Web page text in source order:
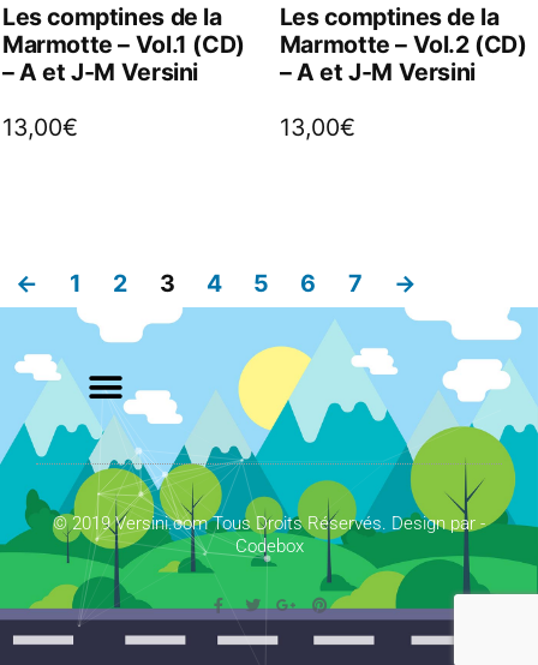
Les comptines de la
Marmotte – Vol.1 (CD)
– A et J-M Versini
13,00€
Les comptines de la
Marmotte – Vol.2 (CD)
– A et J-M Versini
13,00€
← 1 2 3 4 5 6 7 →
© 2019 Versini.com Tous Droits Réservés. Design par -
Codebox